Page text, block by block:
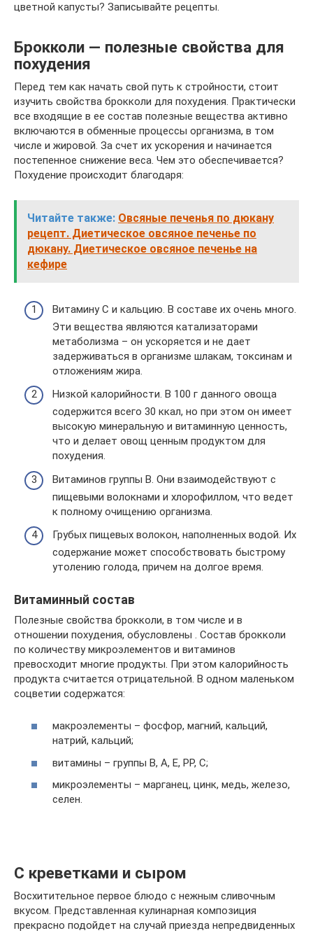
цветной капусты? Записывайте рецепты.
Брокколи — полезные свойства для
похудения
Перед тем как начать свой путь к стройности, стоит
изучить свойства брокколи для похудения. Практически
все входящие в ее состав полезные вещества активно
включаются в обменные процессы организма, в том
числе и жировой. За счет их ускорения и начинается
постепенное снижение веса. Чем это обеспечивается?
Похудение происходит благодаря:
Читайте также: Овсяные печенья по дюкану
рецепт. Диетическое овсяное печенье по
дюкану. Диетическое овсяное печенье на
кефире
Витамину С и кальцию. В составе их очень много.
Эти вещества являются катализаторами
метаболизма – он ускоряется и не дает
задерживаться в организме шлакам, токсинам и
отложениям жира.
Низкой калорийности. В 100 г данного овоща
содержится всего 30 ккал, но при этом он имеет
высокую минеральную и витаминную ценность,
что и делает овощ ценным продуктом для
похудения.
Витаминов группы В. Они взаимодействуют с
пищевыми волокнами и хлорофиллом, что ведет
к полному очищению организма.
Грубых пищевых волокон, наполненных водой. Их
содержание может способствовать быстрому
утолению голода, причем на долгое время.
Витаминный состав
Полезные свойства брокколи, в том числе и в
отношении похудения, обусловлены . Состав брокколи
по количеству микроэлементов и витаминов
превосходит многие продукты. При этом калорийность
продукта считается отрицательной. В одном маленьком
соцветии содержатся:
макроэлементы – фосфор, магний, кальций,
натрий, кальций;
витамины – группы В, А, Е, РР, С;
микроэлементы – марганец, цинк, медь, железо,
селен.
С креветками и сыром
Восхитительное первое блюдо с нежным сливочным
вкусом. Представленная кулинарная композиция
прекрасно подойдет на случай приезда непредвиденных